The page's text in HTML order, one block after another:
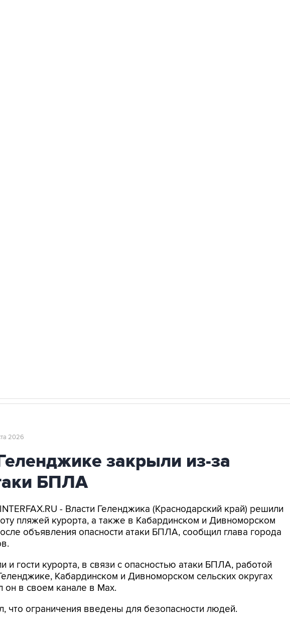
2026
закрыли из-за
БПЛА
- Власти Геленджика (Краснодарский край) решили
пляжей курорта, а также в Кабардинском и Дивноморском
объявления опасности атаки БПЛА, сообщил глава города
гости курорта, в связи с опасностью атаки БПЛА, работой
Кабардинском и Дивноморском сельских округах
он в своем канале в Max.
что ограничения введены для безопасности людей.